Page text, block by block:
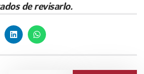
de revisarlo.